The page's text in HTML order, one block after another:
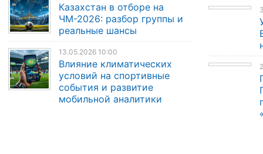
Казахстан в отборе на
ЧМ-2026: разбор группы и
реальные шансы
13.05.2026 10:00
Влияние климатических
условий на спортивные
события и развитие
мобильной аналитики